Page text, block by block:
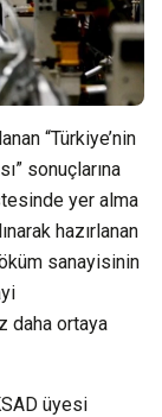
“Türkiye’nin
sonuçlarına
yer alma
hazırlanan
sanayisinin
daha ortaya
üyesi